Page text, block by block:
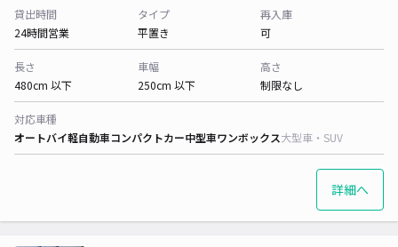
貸出時間
24時間営業
タイプ
平置き
再入庫
可
長さ
480cm 以下
車幅
250cm 以下
高さ
制限なし
対応車種
オートバイ軽自動車コンパクトカー中型車ワンボックス大型車・SUV
詳細へ